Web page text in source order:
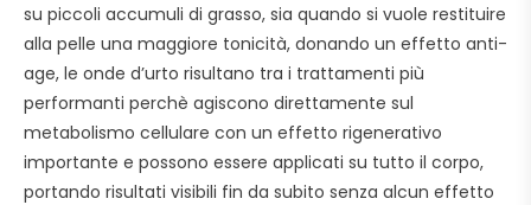
su piccoli accumuli di grasso, sia quando si vuole restituire
alla pelle una maggiore tonicità, donando un effetto anti-
age, le onde d’urto risultano tra i trattamenti più
performanti perchè agiscono direttamente sul
metabolismo cellulare con un effetto rigenerativo
importante e possono essere applicati su tutto il corpo,
portando risultati visibili fin da subito senza alcun effetto